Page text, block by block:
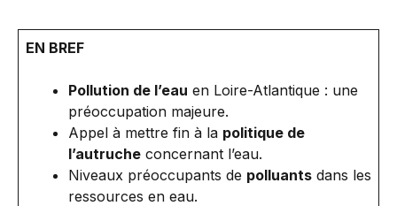
EN BREF
Pollution de l’eau en Loire-Atlantique : une
préoccupation majeure.
Appel à mettre fin à la politique de
l’autruche concernant l’eau.
Niveaux préoccupants de polluants dans les
ressources en eau.